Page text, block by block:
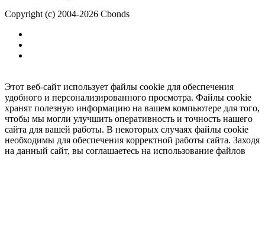
Copyright (c) 2004-2026 Cbonds
Этот веб-сайт использует файлы cookie для обеспечения
удобного и персонализированного просмотра. Файлы cookie
хранят полезную информацию на вашем компьютере для того,
чтобы мы могли улучшить оперативность и точность нашего
сайта для вашей работы. В некоторых случаях файлы cookie
необходимы для обеспечения корректной работы сайта. Заходя
на данный сайт, вы соглашаетесь на использование файлов